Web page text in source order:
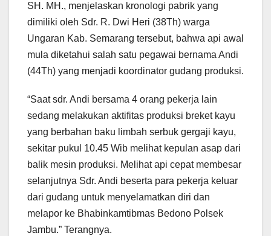
SH. MH., menjelaskan kronologi pabrik yang
dimiliki oleh Sdr. R. Dwi Heri (38Th) warga
Ungaran Kab. Semarang tersebut, bahwa api awal
mula diketahui salah satu pegawai bernama Andi
(44Th) yang menjadi koordinator gudang produksi.
“Saat sdr. Andi bersama 4 orang pekerja lain
sedang melakukan aktifitas produksi breket kayu
yang berbahan baku limbah serbuk gergaji kayu,
sekitar pukul 10.45 Wib melihat kepulan asap dari
balik mesin produksi. Melihat api cepat membesar
selanjutnya Sdr. Andi beserta para pekerja keluar
dari gudang untuk menyelamatkan diri dan
melapor ke Bhabinkamtibmas Bedono Polsek
Jambu.” Terangnya.